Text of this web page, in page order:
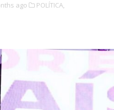
ago POLÍTICA,